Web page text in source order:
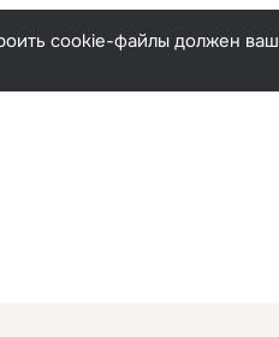
cookie-файлы должен ваш